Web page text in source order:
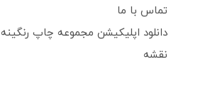
تماس با ما
دانلود اپلیکیشن مجموعه چاپ رنگینه
نقشه